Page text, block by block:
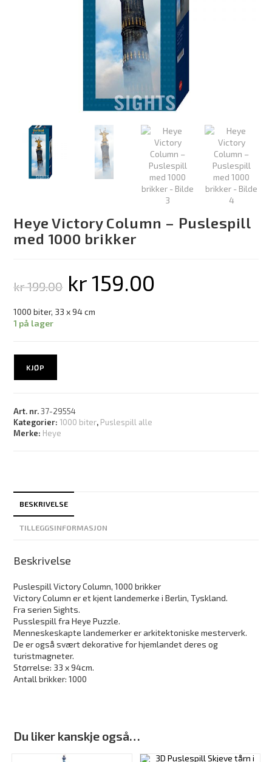
Heye Victory Column – Puslespill
med 1000 brikker
kr199.00 kr159.00
1000 biter, 33 x 94 cm
1 på lager
KJØP
Art. nr.37-29554
Kategorier:1000 biter, Puslespill alle
Merke: Heye
BESKRIVELSE
TILLEGGSINFORMASJON
Beskrivelse
Puslespill Victory Column, 1000 brikker
Victory Column er et kjent landemerke i Berlin, Tyskland.
Fra serien Sights.
Pusslespill fra Heye Puzzle.
Menneskeskapte landemerker er arkitektoniske mesterverk.
De er også svært dekorative for hjemlandet deres og
turistmagneter.
Størrelse: 33 x 94cm.
Antall brikker: 1000
Du liker kanskje også…